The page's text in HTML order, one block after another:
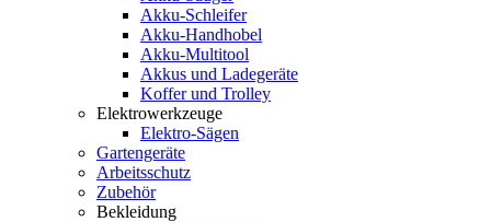
Akku-Schleifer
Akku-Handhobel
Akku-Multitool
Akkus und Ladegeräte
Koffer und Trolley
Elektrowerkzeuge
Elektro-Sägen
Gartengeräte
Arbeitsschutz
Zubehör
Bekleidung